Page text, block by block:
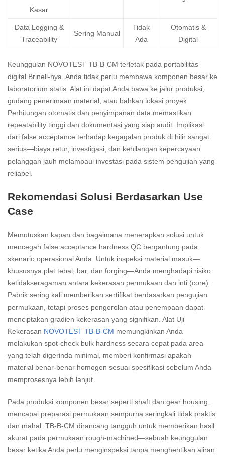
Kasar
Data Logging &
Traceability
Sering Manual
Tidak
Ada
Otomatis &
Digital
Keunggulan NOVOTEST TB-B-CM terletak pada portabilitas
digital Brinell-nya. Anda tidak perlu membawa komponen besar ke
laboratorium statis. Alat ini dapat Anda bawa ke jalur produksi,
gudang penerimaan material, atau bahkan lokasi proyek.
Perhitungan otomatis dan penyimpanan data memastikan
repeatability tinggi dan dokumentasi yang siap audit. Implikasi
dari false acceptance terhadap kegagalan produk di hilir sangat
serius—biaya retur, investigasi, dan kehilangan kepercayaan
pelanggan jauh melampaui investasi pada sistem pengujian yang
reliabel.
Rekomendasi Solusi Berdasarkan Use
Case
Memutuskan kapan dan bagaimana menerapkan solusi untuk
mencegah false acceptance hardness QC bergantung pada
skenario operasional Anda. Untuk inspeksi material masuk—
khususnya plat tebal, bar, dan forging—Anda menghadapi risiko
ketidakseragaman antara kekerasan permukaan dan inti (core).
Pabrik sering kali memberikan sertifikat berdasarkan pengujian
permukaan, tetapi proses pengerolan atau penempaan dapat
menciptakan gradien kekerasan yang signifikan. Alat Uji
Kekerasan NOVOTEST TB-B-CM memungkinkan Anda
melakukan spot-check bulk hardness secara cepat pada area
yang telah digerinda minimal, memberi konfirmasi apakah
material benar-benar homogen sesuai spesifikasi sebelum Anda
memprosesnya lebih lanjut.
Pada produksi komponen besar seperti shaft dan gear housing,
mencapai preparasi permukaan sempurna seringkali tidak praktis
dan mahal. TB-B-CM dirancang tangguh untuk memberikan hasil
akurat pada permukaan rough-machined—sebuah keunggulan
besar ketika Anda perlu menginspeksi tanpa menghentikan aliran